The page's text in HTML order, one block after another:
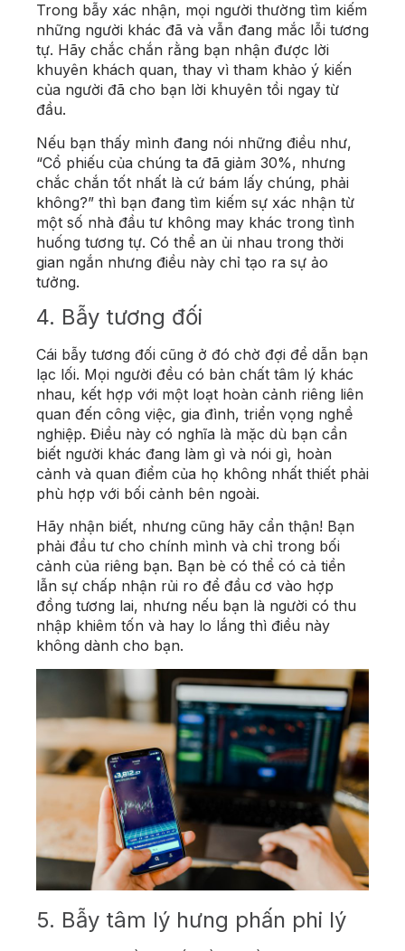
Trong bẫy xác nhận, mọi người thường tìm kiếm
những người khác đã và vẫn đang mắc lỗi tương
tự. Hãy chắc chắn rằng bạn nhận được lời
khuyên khách quan, thay vì tham khảo ý kiến ​​
của người đã cho bạn lời khuyên tồi ngay từ
đầu.
Nếu bạn thấy mình đang nói những điều như,
“Cổ phiếu của chúng ta đã giảm 30%, nhưng
chắc chắn tốt nhất là cứ bám lấy chúng, phải
không?” thì bạn đang tìm kiếm sự xác nhận từ
một số nhà đầu tư không may khác trong tình
huống tương tự. Có thể an ủi nhau trong thời
gian ngắn nhưng điều này chỉ tạo ra sự ảo
tưởng.
4. Bẫy tương đối
Cái bẫy tương đối cũng ở đó chờ đợi để dẫn bạn
lạc lối. Mọi người đều có bản chất tâm lý khác
nhau, kết hợp với một loạt hoàn cảnh riêng liên
quan đến công việc, gia đình, triển vọng nghề
nghiệp. Điều này có nghĩa là mặc dù bạn cần
biết người khác đang làm gì và nói gì, hoàn
cảnh và quan điểm của họ không nhất thiết phải
phù hợp với bối cảnh bên ngoài.
Hãy nhận biết, nhưng cũng hãy cẩn thận! Bạn
phải đầu tư cho chính mình và chỉ trong bối
cảnh của riêng bạn. Bạn bè có thể có cả tiền
lẫn sự chấp nhận rủi ro để đầu cơ vào hợp
đồng tương lai, nhưng nếu bạn là người có thu
nhập khiêm tốn và hay lo lắng thì điều này
không dành cho bạn.
5. Bẫy tâm lý hưng phấn phi lý